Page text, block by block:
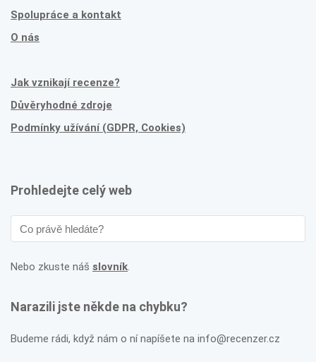
Spolupráce a kontakt
O nás
Jak vznikají recenze?
Důvěryhodné zdroje
Podmínky užívání (GDPR, Cookies)
Prohledejte celý web
Nebo zkuste náš slovník.
Narazili jste někde na chybku?
Budeme rádi, když nám o ní napíšete na info@recenzer.cz